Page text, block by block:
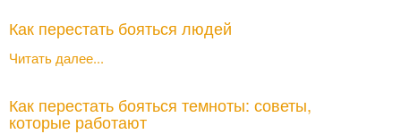
Как перестать бояться людей
Читать далее...
Как перестать бояться темноты: советы,
которые работают